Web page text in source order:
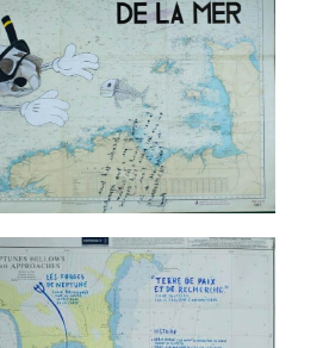
Rubinstein